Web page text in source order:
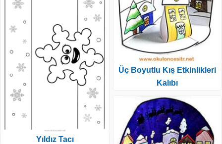
Yıldız Tacı
Üç Boyutlu Kış Etkinlikleri
Kalıbı